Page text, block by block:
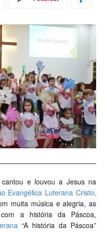
e louvou a Jesus na
Evangélica Luterana Cristo,
muita música e alegria, as
a história da Páscoa,
“A história da Páscoa”